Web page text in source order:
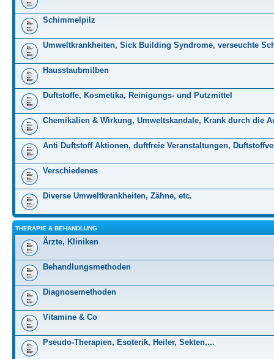
Schimmelpilz
Umweltkrankheiten, Sick Building Syndrome, verseuchte
Hausstaubmilben
Duftstoffe, Kosmetika, Reinigungs- und Putzmittel
Chemikalien & Wirkung, Umweltskandale, Krank durch die
Anti Duftstoff Aktionen, duftfreie Veranstaltungen,
Verschiedenes
Diverse Umweltkrankheiten, Zähne, etc.
THERAPIE & BEHANDLUNG
Ärzte, Kliniken
Behandlungsmethoden
Diagnosemethoden
Vitamine & Co
Pseudo-Therapien, Esoterik, Heiler, Sekten,...